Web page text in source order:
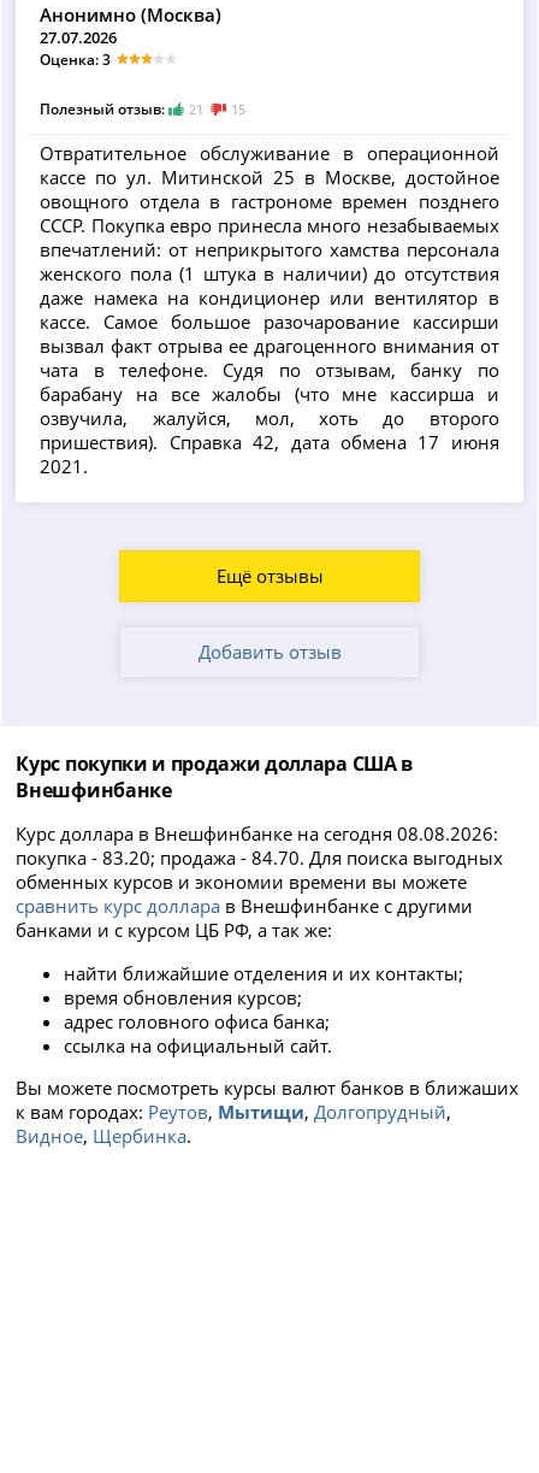
Анонимно (Москва)
27.07.2026
Оценка: 3
Полезный отзыв: 21 15
Отвратительное обслуживание в операционной
кассе по ул. Митинской 25 в Москве, достойное
овощного отдела в гастрономе времен позднего
СССР. Покупка евро принесла много незабываемых
впечатлений: от неприкрытого хамства персонала
женского пола (1 штука в наличии) до отсутствия
даже намека на кондиционер или вентилятор в
кассе. Самое большое разочарование кассирши
вызвал факт отрыва ее драгоценного внимания от
чата в телефоне. Судя по отзывам, банку по
барабану на все жалобы (что мне кассирша и
озвучила, жалуйся, мол, хоть до второго
пришествия). Справка 42, дата обмена 17 июня
2021.
Ещё отзывы
Добавить отзыв
Курс покупки и продажи доллара США в
Внешфинбанке
Курс доллара в Внешфинбанке на сегодня 08.08.2026:
покупка - 83.20; продажа - 84.70. Для поиска выгодных
обменных курсов и экономии времени вы можете
сравнить курс доллара в Внешфинбанке с другими
банками и с курсом ЦБ РФ, а так же:
найти ближайшие отделения и их контакты;
время обновления курсов;
адрес головного офиса банка;
ссылка на официальный сайт.
Вы можете посмотреть курсы валют банков в ближаших
к вам городах: Реутов, Мытищи,Долгопрудный,
Видное, Щербинка.